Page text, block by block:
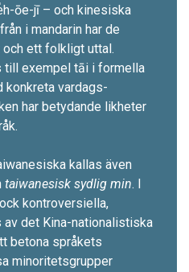
ōe-jī – och kinesiska
i mandarin har de
ett folkligt uttal.
till exempel tāi i formella
konkreta vardags­
har betydande likheter
kallas även
taiwanesisk sydlig min. I
kontrover­siella,
det Kina-nationalistiska
betona språkets
minoritets­grupper